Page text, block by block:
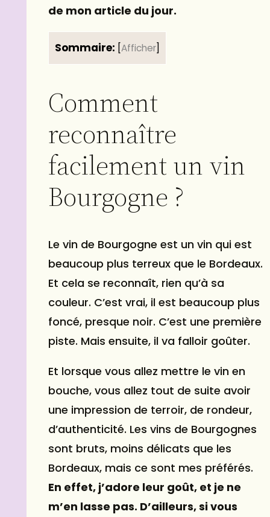
de mon article du jour.
Sommaire: Afficher
Comment
reconnaître
facilement un vin
Bourgogne ?
Le vin de Bourgogne est un vin qui est
beaucoup plus terreux que le Bordeaux.
Et cela se reconnaît, rien qu’à sa
couleur. C’est vrai, il est beaucoup plus
foncé, presque noir. C’est une première
piste. Mais ensuite, il va falloir goûter.
Et lorsque vous allez mettre le vin en
bouche, vous allez tout de suite avoir
une impression de terroir, de rondeur,
d’authenticité. Les vins de Bourgognes
sont bruts, moins délicats que les
Bordeaux, mais ce sont mes préférés.
En effet, j’adore leur goût, et je ne
m’en lasse pas. D’ailleurs, si vous